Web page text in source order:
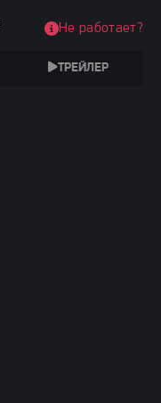
ТРЕЙЛЕР
Не работает?